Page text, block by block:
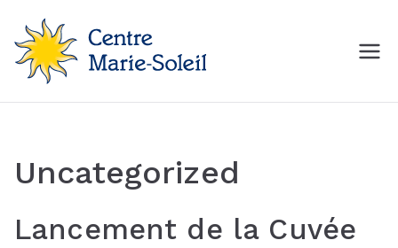
contenu
Centre Marie-Soleil
MON Centre de mise en
Uncategorized
Lancement de la Cuvée